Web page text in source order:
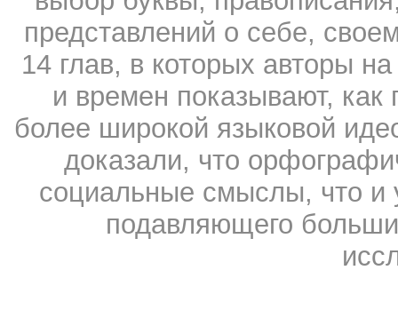
представлений о себе,
14 глав, в которых авторы
и времен показывают, как
более широкой языковой
доказали, что
социальные смыслы, что и
подавляющего